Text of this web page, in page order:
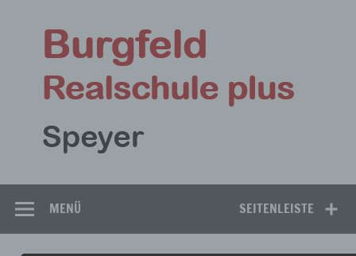
springen
SEITENLEISTE
MENÜ